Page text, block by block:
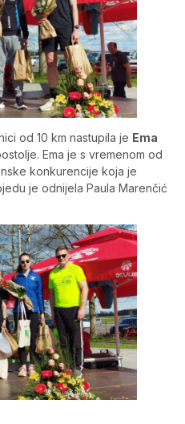
od 10 km nastupila je Ema
Ema je s vremenom od
konkurencije koja je
je odnijela Paula Marenčić